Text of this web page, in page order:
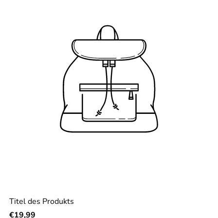
Titel des Produkts
Regulärer Preis
€19,99